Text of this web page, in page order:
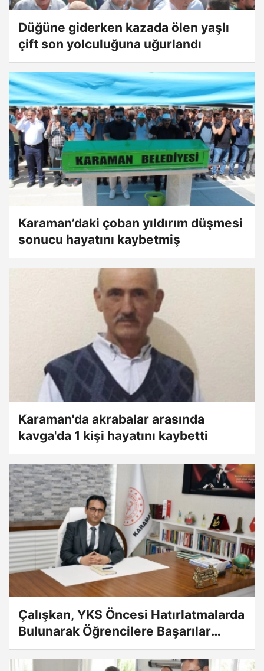
Düğüne giderken kazada ölen yaşlı
çift son yolculuğuna uğurlandı
Karaman’daki çoban yıldırım düşmesi
sonucu hayatını kaybetmiş
Karaman'da akrabalar arasında
kavga'da 1 kişi hayatını kaybetti
Çalışkan, YKS Öncesi Hatırlatmalarda
Bulunarak Öğrencilere Başarılar
Diledi